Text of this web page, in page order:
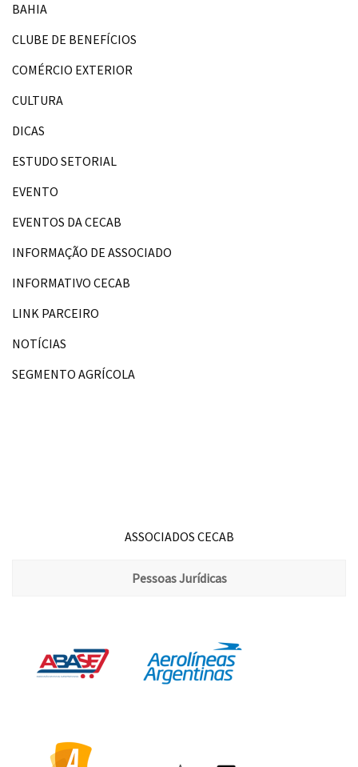
BAHIA
CLUBE DE BENEFÍCIOS
COMÉRCIO EXTERIOR
CULTURA
DICAS
ESTUDO SETORIAL
EVENTO
EVENTOS DA CECAB
INFORMAÇÃO DE ASSOCIADO
INFORMATIVO CECAB
LINK PARCEIRO
NOTÍCIAS
SEGMENTO AGRÍCOLA
ASSOCIADOS CECAB
Pessoas Jurídicas